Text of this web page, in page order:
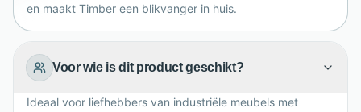
en maakt Timber een blikvanger in huis.
Voor wie is dit product geschikt?
Ideaal voor liefhebbers van industriële meubels met